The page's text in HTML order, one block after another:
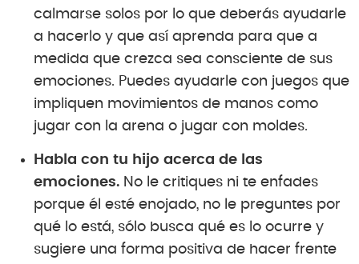
calmarse solos por lo que deberás ayudarle
a hacerlo y que así aprenda para que a
medida que crezca sea consciente de sus
emociones. Puedes ayudarle con juegos que
impliquen movimientos de manos como
jugar con la arena o jugar con moldes.
Habla con tu hijo acerca de las
emociones. No le critiques ni te enfades
porque él esté enojado, no le preguntes por
qué lo está, sólo busca qué es lo ocurre y
sugiere una forma positiva de hacer frente